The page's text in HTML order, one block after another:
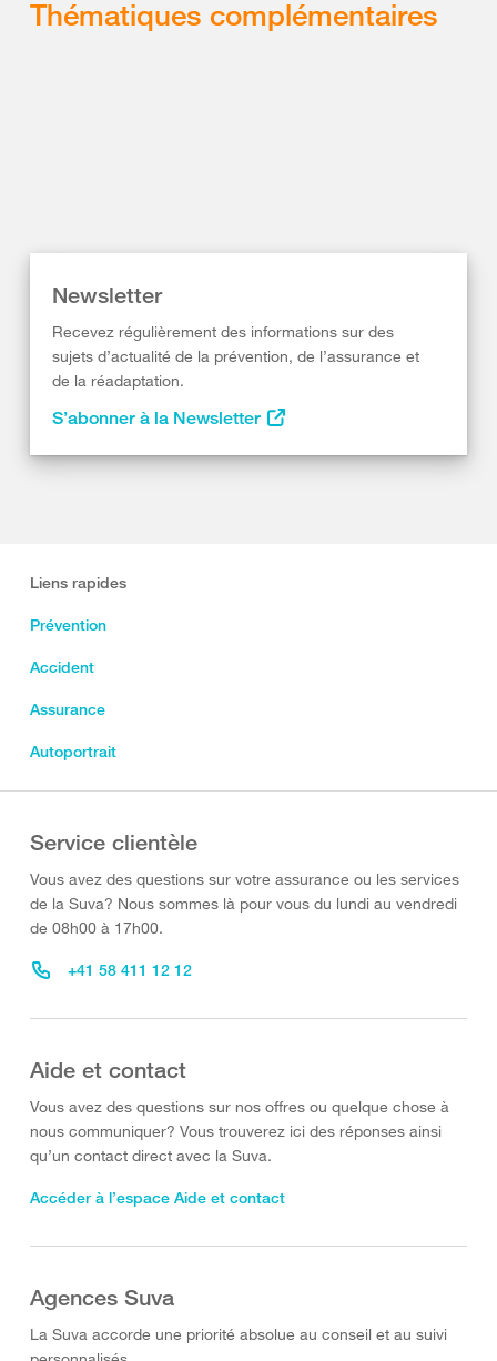
Thématiques complémentaires
Newsletter
Recevez régulièrement des informations sur des
sujets d’actualité de la prévention, de l’assurance et
de la réadaptation.
S’abonner à la Newsletter
Liens rapides
Prévention
Accident
Assurance
Autoportrait
Service clientèle
Vous avez des questions sur votre assurance ou les services
de la Suva? Nous sommes là pour vous du lundi au vendredi
de 08h00 à 17h00.
+41 58 411 12 12
Aide et contact
Vous avez des questions sur nos offres ou quelque chose à
nous communiquer? Vous trouverez ici des réponses ainsi
qu’un contact direct avec la Suva.
Accéder à l’espace Aide et contact
Agences Suva
La Suva accorde une priorité absolue au conseil et au suivi